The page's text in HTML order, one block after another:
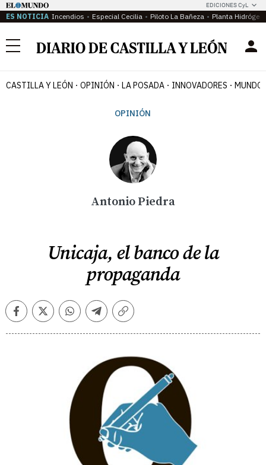
EDICIONES CyL
ES NOTICIA Incendios Especial Cecilia Piloto La Bañeza Planta
Menú
CASTILLA Y LEÓN OPINIÓN LA POSADA INNOVADORES MUNDO
OPINIÓN
Antonio Piedra
Unicaja, el banco de la
propaganda
FacebookTwitterWhatsappTelegramCopiar